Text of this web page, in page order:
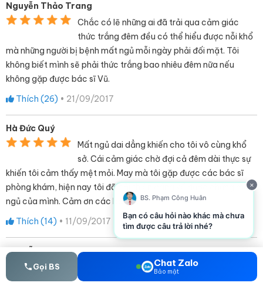
Nguyễn Thảo Trang
Chắc có lẽ những ai đã trải qua cảm giác
thức trắng đêm đều có thể hiểu được nỗi khổ
mà những người bị bệnh mất ngủ mỗi ngày phải đối mặt. Tôi
không biết mình sẽ phải thức trắng bao nhiêu đêm nữa nếu
không gặp được bác sĩ Vũ.
Thích (26) • 21/09/2017
Hà Đức Quý
Mất ngủ dai dẳng khiến cho tôi vô cùng khổ
sở. Cái cảm giác chờ đợi cả đêm dài thực sự
khiến tôi cảm thấy mệt mỏi. May mà tôi gặp được các bác sĩ
phòng khám, hiện nay tôi đã cải thiện đáng kể được chứng mất
ngủ của mình. Cảm ơn các bác sĩ.
Thích (14) • 11/09/2017
Nguyễn Thành Đạt
Tôi bị mất ngủ đã 7 năm rồi nhưng vẫn chưa
chữa khỏi
×
BS. Phạm Công Huân
Bạn có câu hỏi nào khác mà chưa
tìm được câu trả lời nhé?
Gọi BS Chat Zalo
Bảo mật